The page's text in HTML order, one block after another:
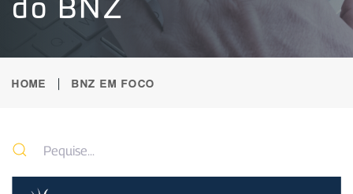
do BNZ
HOME BNZ EM FOCO